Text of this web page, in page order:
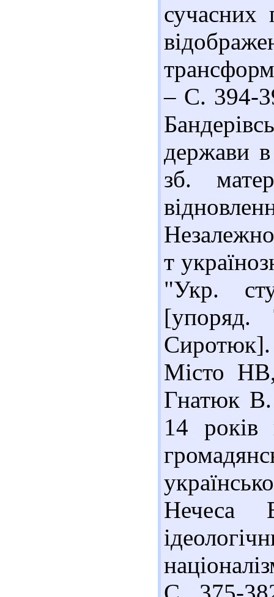
сучасних
– С. 394-
держави в
зб.
т
"Укр.
Місто
Гнатюк
14 років
Нечеса